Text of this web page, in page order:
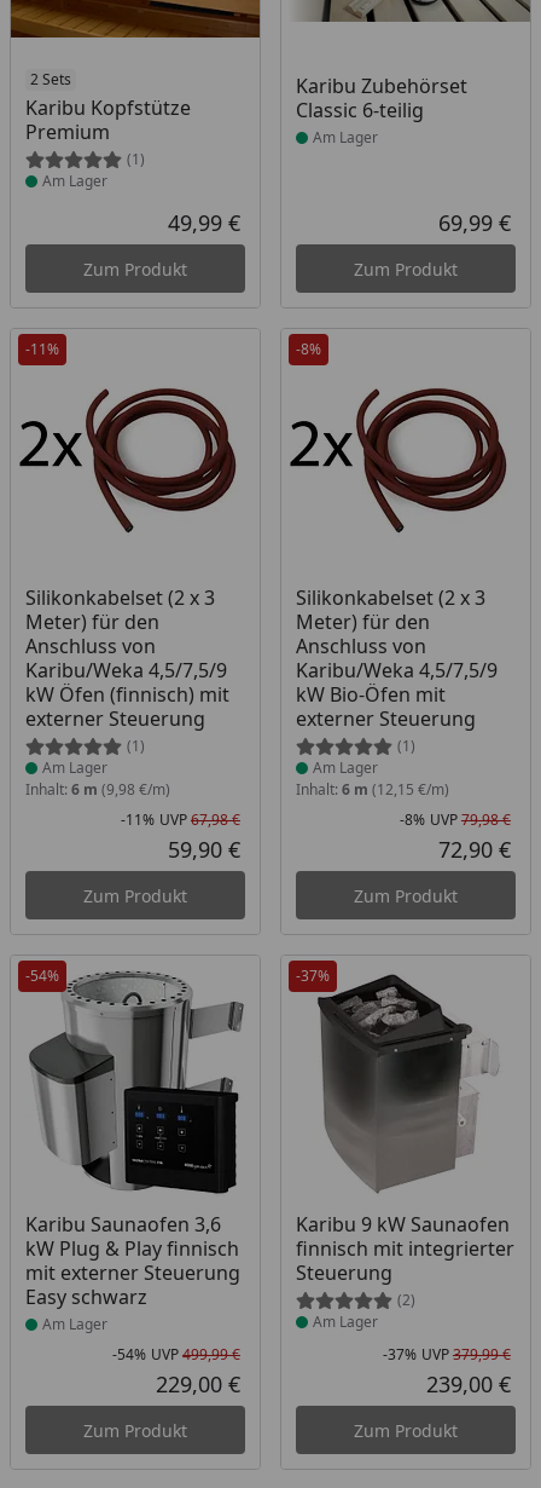
2 Sets
Karibu Kopfstütze
Premium
(1)
Produkt am Lager
Am Lager
Aktueller Preis
49,99 €
Zum Produkt
Karibu Zubehörset
Classic 6-teilig
Produkt am Lager
Am Lager
69,99 €
Zum Produkt
-11%
Silikonkabelset (2 x 3
Meter) für den
Anschluss von
Karibu/Weka 4,5/7,5/9
kW Öfen (finnisch) mit
externer Steuerung
(1)
Produkt am Lager
Am Lager
Inhalt: 6 m (9,98 €/m)
Rabatt in Prozent
-11%
Ursprünglicher Preis
UVP67,98 €
Aktueller Preis
59,90 €
Zum Produkt
-8%
Silikonkabelset (2 x 3
Meter) für den
Anschluss von
Karibu/Weka 4,5/7,5/9
kW Bio-Öfen mit
externer Steuerung
(1)
Produkt am Lager
Am Lager
Inhalt: 6 m (12,15 €/m)
-8% UVP79,98 €
72,90 €
Zum Produkt
-54%
Karibu Saunaofen 3,6
kW Plug & Play finnisch
mit externer Steuerung
Easy schwarz
Produkt am Lager
Am Lager
Rabatt in Prozent
-54%
Ursprünglicher Preis
UVP499,99 €
Aktueller Preis
229,00 €
Zum Produkt
-37%
Karibu 9 kW Saunaofen
finnisch mit integrierter
Steuerung
(2)
Produkt am Lager
Am Lager
-37% UVP379,99 €
239,00 €
Zum Produkt